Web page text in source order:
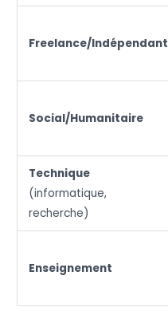
Freelance/Indépendant
Social/Humanitaire
Technique
(informatique,
recherche)
Enseignement